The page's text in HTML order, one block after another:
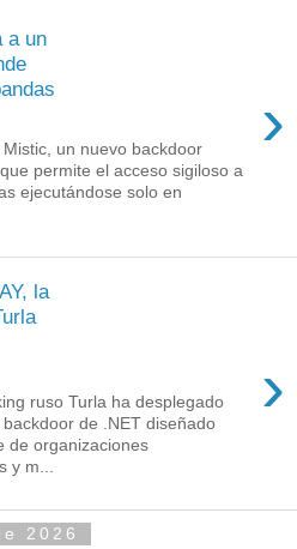
a un
›
un nuevo backdoor
permite el acceso sigiloso a
ejecutándose solo en
la
›
ruso Turla ha desplegado
backdoor de .NET diseñado
de organizaciones
y m...
2026